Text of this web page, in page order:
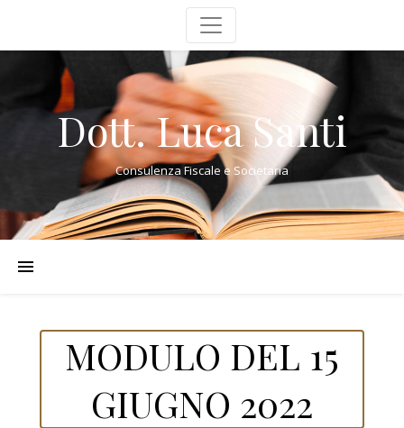
Dott. Luca Santi
Consulenza Fiscale e Societaria
MODULO DEL 15
GIUGNO 2022